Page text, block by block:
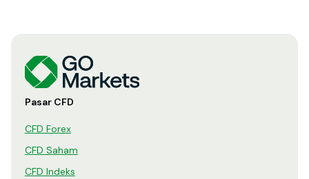
Pasar CFD
CFD Forex
CFD Saham
CFD Indeks